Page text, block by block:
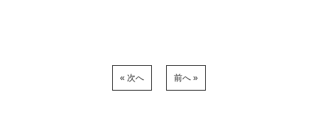
« 次へ 前へ »